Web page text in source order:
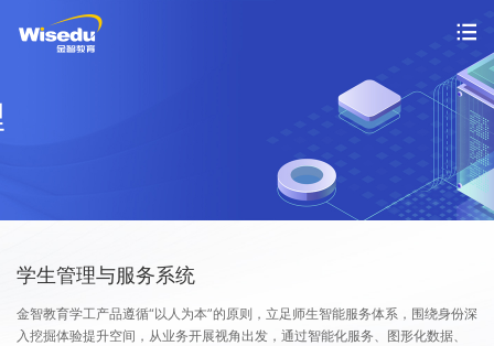
市场动态
学生管理与服务系统
金智教育学工产品遵循“以人为本”的原则，立足师生智能服务体系，围绕身份深
入挖掘体验提升空间，从业务开展视角出发，通过智能化服务、图形化数据、